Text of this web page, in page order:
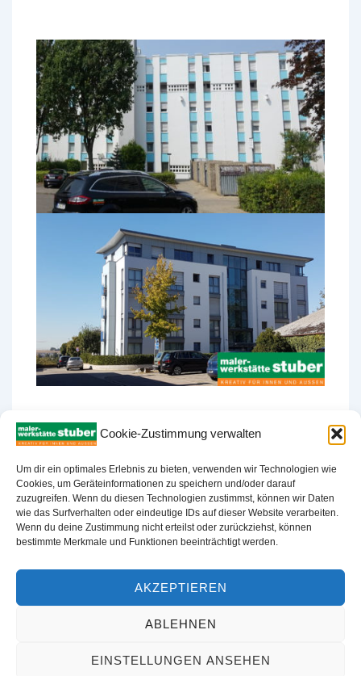
Cookie-Zustimmung verwalten
Um dir ein optimales Erlebnis zu bieten, verwenden wir Technologien wie
Cookies, um Geräteinformationen zu speichern und/oder darauf
zuzugreifen. Wenn du diesen Technologien zustimmst, können wir Daten
wie das Surfverhalten oder eindeutige IDs auf dieser Website verarbeiten.
Wenn du deine Zustimmung nicht erteilst oder zurückziehst, können
bestimmte Merkmale und Funktionen beeinträchtigt werden.
AKZEPTIEREN
ABLEHNEN
EINSTELLUNGEN ANSEHEN
Für Sie sind wir fit.
Malerwerkstätte Stuber Meisterbetrieb| Präsentiert von